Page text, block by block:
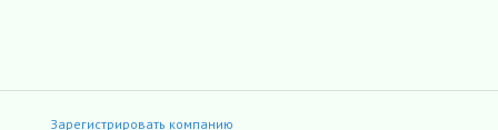
Зарегистрировать компанию